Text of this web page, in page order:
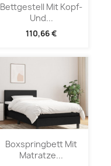
Bettgestell Mit Kopf-
Und...
110,66 €
Boxspringbett Mit
Matratze...